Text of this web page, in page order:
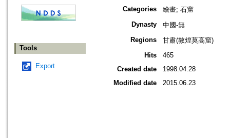
Tools
Export
Categories
繪畫; 石窟
Dynasty
中國-無
Regions
甘肅(敦煌莫高窟)
Hits
465
Created date
1998.04.28
Modified date
2015.06.23